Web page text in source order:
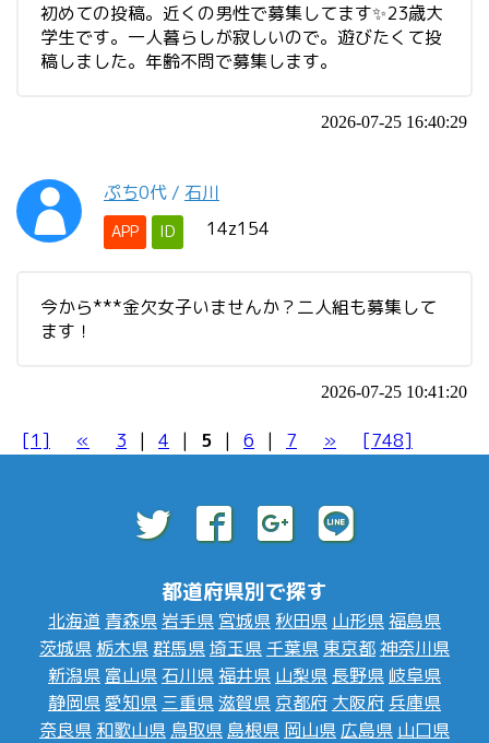
初めての投稿。近くの男性で募集してます✨23歳大
学生です。一人暮らしが寂しいので。遊びたくて投
稿しました。年齢不問で募集します。
2026-07-25 16:40:29
ぷち0代 / 石川
APP ID 14z154
今から***金欠女子いませんか？二人組も募集して
ます！
2026-07-25 10:41:20
[1] « 3 | 4 | 5 | 6 | 7 » [748]
都道府県別で探す
北海道 青森県 岩手県 宮城県 秋田県 山形県福島県
茨城県 栃木県群馬県埼玉県 千葉県 東京都神奈川県
新潟県 富山県 石川県福井県 山梨県 長野県 岐阜県
静岡県愛知県 三重県滋賀県 京都府 大阪府 兵庫県
奈良県 和歌山県 鳥取県 島根県 岡山県 広島県 山口県